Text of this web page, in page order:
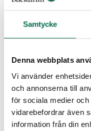
Samtycke
Denna webbplats
Vi använder
och annonserna till
för sociala medier
vidarebefordrar även
information från din